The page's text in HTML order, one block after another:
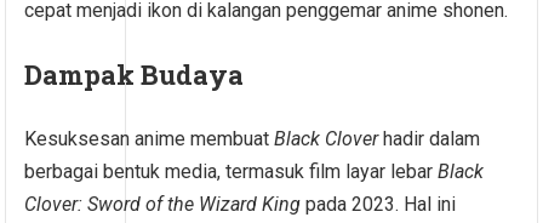
cepat menjadi ikon di kalangan penggemar anime shonen.
Dampak Budaya
Kesuksesan anime membuatBlack Cloverhadir dalam
berbagai bentuk media, termasuk film layar lebarBlack
Clover: Sword of the Wizard King pada 2023. Hal ini